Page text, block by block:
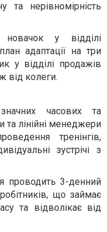
нерівномірність
новачок у відділі
адаптації на три
у відділі продажів
від колеги.
часових та
та лінійні менеджери
тренінгів,
зустрічі з
проводить 3-денний
що займає
та відволікає від